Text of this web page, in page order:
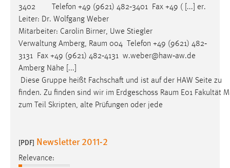
3402 Telefon +49 (9621) 482‐3401 Fax +49 ( [...] er.
Leiter: Dr. Wolfgang Weber
Mitarbeiter: Carolin Birner, Uwe Stiegler
Verwaltung Amberg, Raum 004 Telefon +49 (9621) 482‐
3131 Fax +49 (9621) 482‐4131 w.weber@haw‐aw.de
Amberg Nähe [...]
Diese Gruppe heißt Fachschaft und ist auf der HAW Seite zu
finden. Zu finden sind wir im Erdgeschoss Raum E01 Fakultät
zum Teil Skripten, alte Prüfungen oder jede
[PDF] Newsletter 2011-2
Relevance: